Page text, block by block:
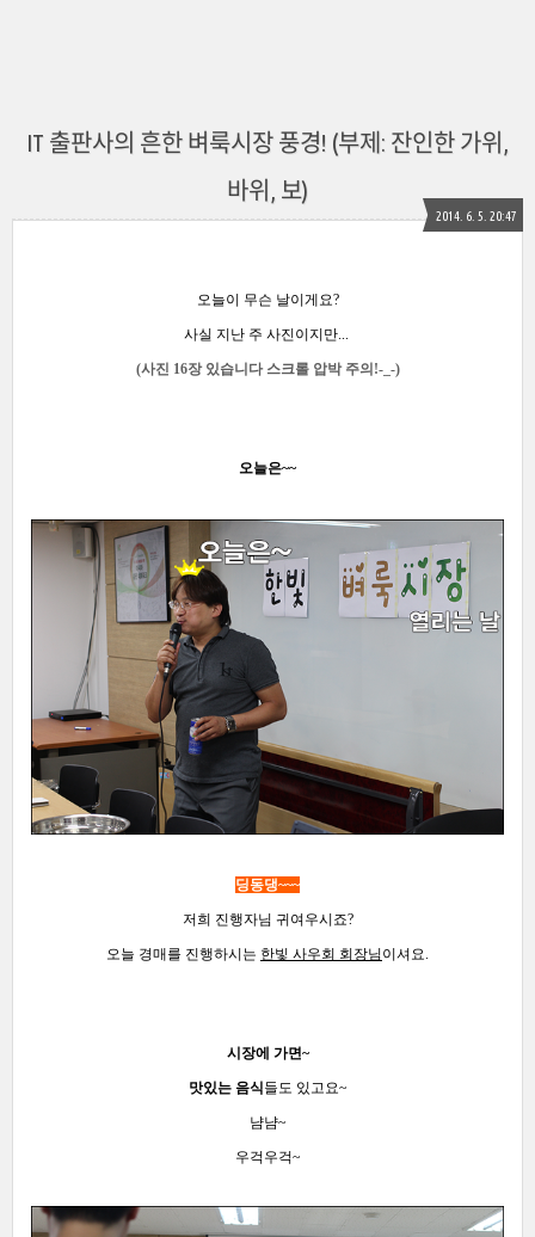
IT 출판사의 흔한 벼룩시장 풍경! (부제: 잔인한 가위,
바위, 보)
2014. 6. 5. 20:47
오늘이 무슨 날이게요?
사실 지난 주 사진이지만...
(사진 16장 있습니다 스크롤 압박 주의!-_-)
오늘은~~
딩동댕~~~
저희 진행자님 귀여우시죠?
오늘 경매를 진행하시는 한빛 사우회 회장님이셔요.
시장에 가면~
맛있는 음식들도 있고요~
냠냠~
우걱우걱~